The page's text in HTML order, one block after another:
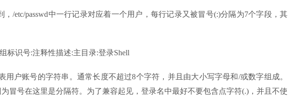
，/etc/passwd中一行记录对应着一个用户，每行记录又被冒号(:)分隔为7个字段，其
标识号:注释性描述:主目录:登录Shell
用户账号的字符串。通常长度不超过8个字符，并且由大小写字母和/或数字组成。
冒号在这里是分隔符。为了兼容起见，登录名中最好不要包含点字符(.)，并且不使